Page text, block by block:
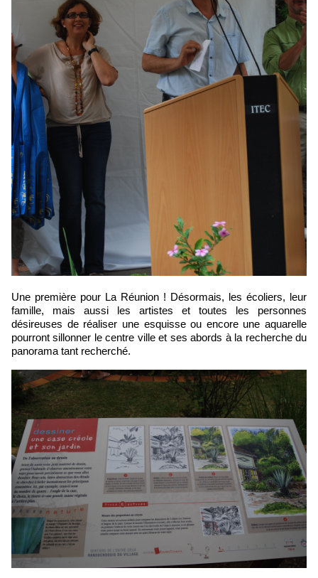
Une première pour La Réunion ! Désormais, les écoliers, leur
famille, mais aussi les artistes et toutes les personnes
désireuses de réaliser une esquisse ou encore une aquarelle
pourront sillonner le centre ville et ses abords à la recherche du
panorama tant recherché.